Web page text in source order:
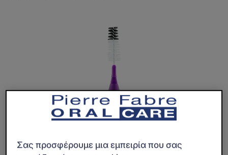
Σας προσφέρουμε μια εμπειρία που σας